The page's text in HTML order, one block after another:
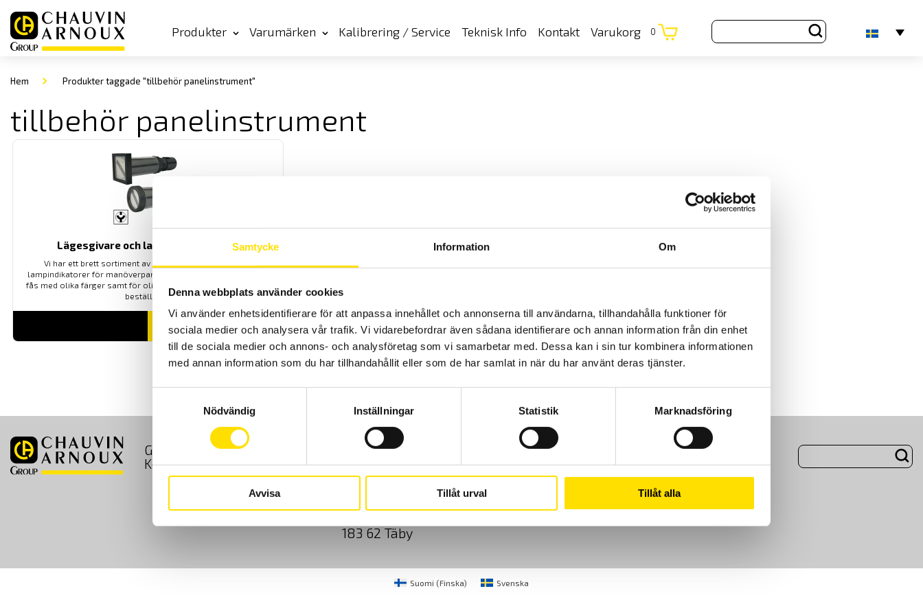
Samtycke Information Om
Denna webbplats använder cookies
Vi använder enhetsidentifierare för att anpassa innehållet och annonserna till användarna, tillhandahålla funktioner för
sociala medier och analysera vår trafik. Vi vidarebefordrar även sådana identifierare och annan information från din enhet
till de sociala medier och annons- och analysföretag som vi samarbetar med. Dessa kan i sin tur kombinera informationen
med annan information som du har tillhandahållit eller som de har samlat in när du har använt deras tjänster.
Nödvändig
Inställningar Statistik Marknadsföring
Avvisa Tillåt urval Tillåt alla
Produkter Varumärken Kalibrering / Service Teknisk Info Kontakt Varukorg 0
Hem Produkter taggade "tillbehör panelinstrument"
tillbehör panelinstrument
Lägesgivare och lampor för paneler
Vi har ett brett sortiment av digitala lägesgivare samt
lampindikatorer för manöverpaneler och apparatskåp. De kan
fås med olika färger samt för olika spänningar vilket anges vid
beställning.
LÄS MER
GDPR Köpvillkor Cookies Kundundersökning
Om Oss
Kontakt
Sjöflygvägen 35
183 62 Täby
08-50 52 68 00
info@camatsystem.com
Suomi (Finska) Svenska